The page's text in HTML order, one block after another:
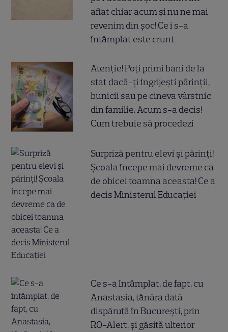
aflat chiar acum și nu ne mai
revenim din șoc! Ce i s-a
întâmplat este crunt
Atenție! Poți primi bani de la
stat dacă-ți îngrijești părinții,
bunicii sau pe cineva vârstnic
din familie. Acum s-a decis!
Cum trebuie să procedezi
Surpriză pentru elevi și părinți!
Școala începe mai devreme ca
de obicei toamna aceasta! Ce a
decis Ministerul Educației
Ce s-a întâmplat, de fapt, cu
Anastasia, tânăra dată
dispărută în București, prin
RO-Alert, și găsită ulterior